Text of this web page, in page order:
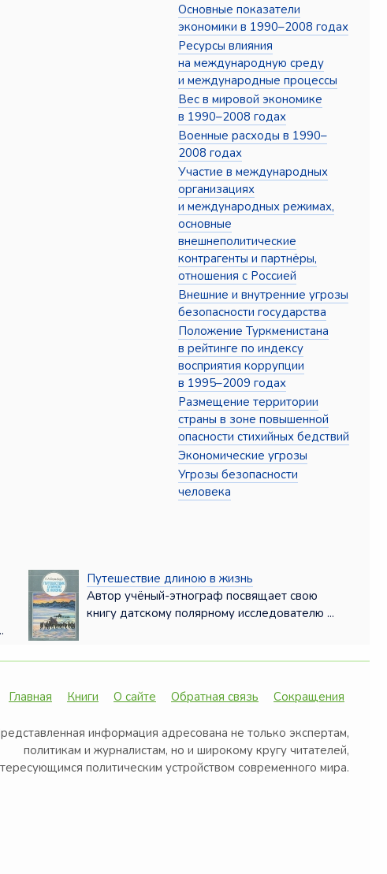
Основные показатели
экономики в 1990–2008 годах
Ресурсы влияния
на международную среду
и международные процессы
Вес в мировой экономике
в 1990–2008 годах
Военные расходы в 1990–
2008 годах
Участие в международных
организациях
и международных режимах,
основные
внешнеполитические
контрагенты и партнёры,
отношения с Россией
Внешние и внутренние угрозы
безопасности государства
Положение Туркменистана
в рейтинге по индексу
восприятия коррупции
в 1995–2009 годах
Размещение территории
страны в зоне повышенной
опасности стихийных бедствий
Экономические угрозы
Угрозы безопасности
человека
Путешествие длиною в жизнь
Автор учёный-этнограф посвящает свою
книгу датскому полярному исследователю ...
Главная Книги О сайте Обратная связь Сокращения
информация адресована не только экспертам,
политикам и журналистам, но и широкому кругу читателей,
политическим устройством современного мира.